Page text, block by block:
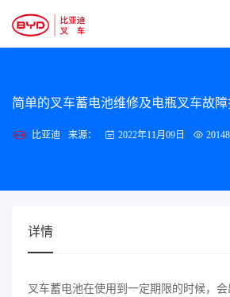
简单的叉车蓄电池维修及电瓶叉车故
比亚迪 来源： 2022年11月09日
详情
叉车蓄电池在使用到一定期限的时候，